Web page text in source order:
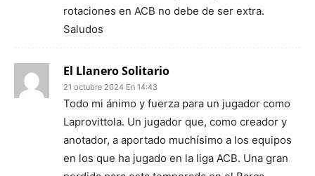
rotaciones en ACB no debe de ser extra.
Saludos
El Llanero Solitario
21 octubre 2024 En 14:43
Todo mi ánimo y fuerza para un jugador como
Laprovittola. Un jugador que, como creador y
anotador, a aportado muchísimo a los equipos
en los que ha jugado en la liga ACB. Una gran